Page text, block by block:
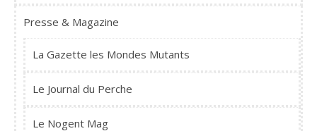
Presse & Magazine
La Gazette les Mondes Mutants
Le Journal du Perche
Le Nogent Mag